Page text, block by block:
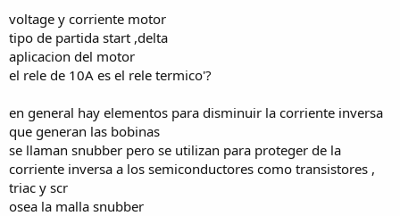
voltage y corriente motor
tipo de partida start ,delta
aplicacion del motor
el rele de 10A es el rele termico'?
en general hay elementos para disminuir la corriente inversa
que generan las bobinas
se llaman snubber pero se utilizan para proteger de la
corriente inversa a los semiconductores como transistores ,
triac y scr
osea la malla snubber